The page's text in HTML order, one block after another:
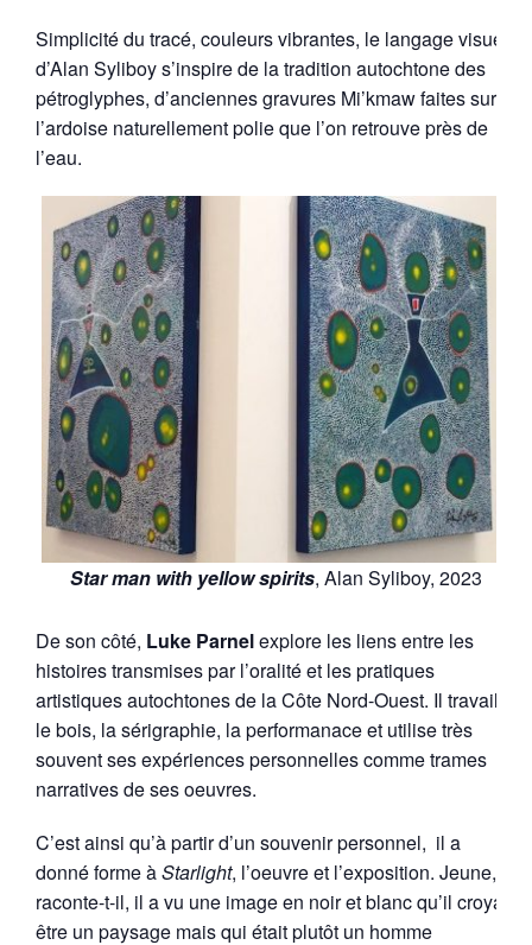
Simplicité du tracé, couleurs vibrantes, le langage visuel
d’Alan Syliboy s’inspire de la tradition autochtone des
pétroglyphes, d’anciennes gravures Mi’kmaw faites sur
l’ardoise naturellement polie que l’on retrouve près de
l’eau.
Star man with yellow spirits, Alan Syliboy, 2023
De son côté, Luke Parnelexplore les liens entre les
histoires transmises par l’oralité et les pratiques
artistiques autochtones de la Côte Nord-Ouest. Il travaille
le bois, la sérigraphie, la performanace et utilise très
souvent ses expériences personnelles comme trames
narratives de ses oeuvres.
C’est ainsi qu’à partir d’un souvenir personnel, il a
donné forme àStarlight, l’oeuvre et l’exposition. Jeune,
raconte-t-il, il a vu une image en noir et blanc qu’il croyait
être un paysage mais qui était plutôt un homme